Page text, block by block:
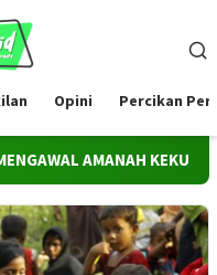
Opini Percikan
AMANAH KEKUASAAN